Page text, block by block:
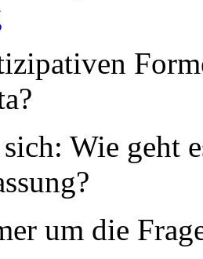
Wie geht
um die